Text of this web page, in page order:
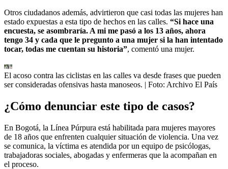
Otros ciudadanos además, advirtieron que casi todas las mujeres han
estado expuestas a esta tipo de hechos en las calles. “Si hace una
encuesta, se asombraría. A mi me pasó a los 13 años, ahora
tengo 34 y cada que le pregunto a una mujer si la han intentado
tocar, todas me cuentan su historia”, comentó una mujer.
El acoso contra las ciclistas en las calles va desde frases que pueden
ser consideradas ofensivas hasta manoseos. | Foto: Archivo El País
¿Cómo denunciar este tipo de casos?
En Bogotá, la Línea Púrpura está habilitada para mujeres mayores
de 18 años que enfrenten cualquier situación de violencia. Una vez
se comunica, la víctima es atendida por un equipo de psicólogas,
trabajadoras sociales, abogadas y enfermeras que la acompañan en
el proceso.